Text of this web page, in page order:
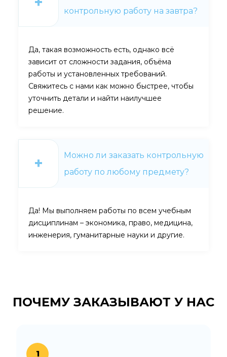
контрольную работу на завтра?
Да, такая возможность есть, однако всё
зависит от сложности задания, объёма
работы и установленных требований.
Свяжитесь с нами как можно быстрее, чтобы
уточнить детали и найти наилучшее
решение.
Можно ли заказать контрольную
работу по любому предмету?
Да! Мы выполняем работы по всем учебным
дисциплинам – экономика, право, медицина,
инженерия, гуманитарные науки и другие.
ПОЧЕМУ ЗАКАЗЫВАЮТ У НАС
1